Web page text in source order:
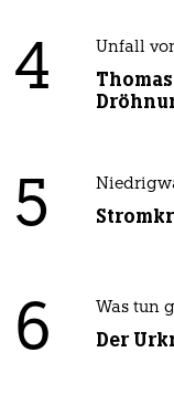
4 Unfall
5
6 Was tun
Der